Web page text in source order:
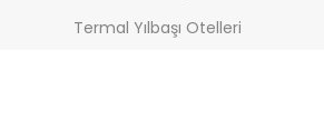
Termal Yılbaşı Otelleri